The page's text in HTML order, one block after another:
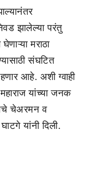
झालेल्या परंतु
मराठा
संघटित
आहे. अशी ग्वाही
यांच्या जनक
चेअरमन व
यांनी दिली.